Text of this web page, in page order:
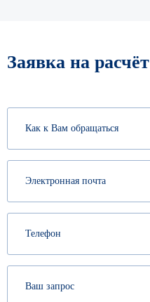
Заявка на расчёт